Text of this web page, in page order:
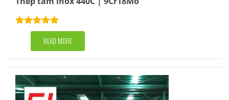
Rated5.00
out of 5READ MORE